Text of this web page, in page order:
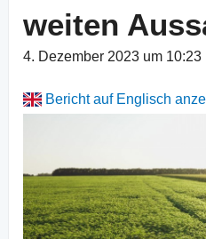
weiten
4. Dezember 2023 um 10:23
Bericht auf Englisch